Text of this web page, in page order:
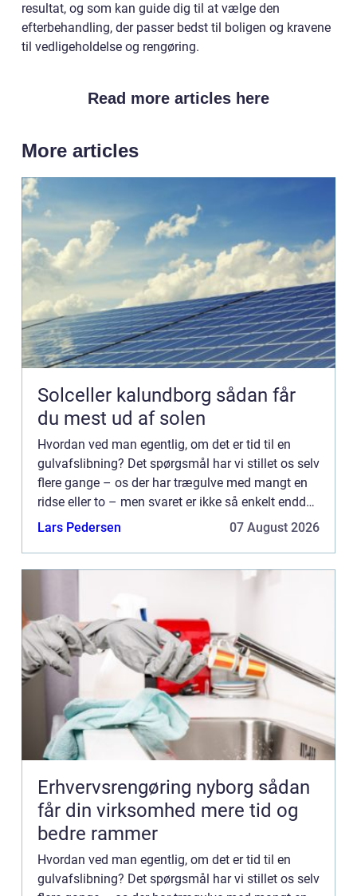
resultat, og som kan guide dig til at vælge den
efterbehandling, der passer bedst til boligen og kravene
til vedligeholdelse og rengøring.
Read more articles here
More articles
Solceller kalundborg sådan får
du mest ud af solen
Hvordan ved man egentlig, om det er tid til en
gulvafslibning? Det spørgsmål har vi stillet os selv
flere gange – os der har trægulve med mangt en
ridse eller to – men svaret er ikke så enkelt endda.
Og så alligevel. Din bolig skal holdes i pæn
Lars Pedersen 07 August 2026
Erhvervsrengøring nyborg sådan
får din virksomhed mere tid og
bedre rammer
Hvordan ved man egentlig, om det er tid til en
gulvafslibning? Det spørgsmål har vi stillet os selv